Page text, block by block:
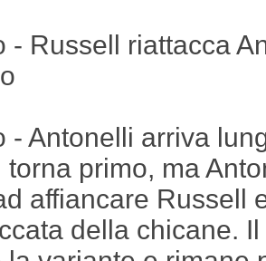
- Russell riattacca
- Antonelli arriva
torna primo, ma
affiancare Russell
della chicane.